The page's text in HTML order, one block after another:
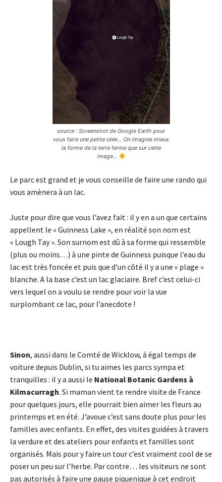
source : Screenshot de Google Earth pour
vous faire une petite idée… On imagine mieux
la forme de la terre ferme que sur cette
image…
Le parc est grand et je vous conseille de faire une rando qui
vous amènera à un lac.
Juste pour dire que vous l’avez fait : il y en a un que certains
appellent le « Guinness Lake », en réalité son nom est
« Lough Tay ». Son surnom est dû à sa forme qui ressemble
(plus ou moins…) à une pinte de Guinness puisque l’eau du
lac est très foncée et puis que d’un côté il y a une « plage »
blanche. A la base c’est un lac glaciaire. Bref c’est celui-ci
vers lequel on a voulu se rendre pour voir la vue
surplombant ce lac, pour l’anecdote !
Sinon, aussi dans le Comté de Wicklow, à égal temps de
voiture depuis Dublin, si tu aimes les parcs sympa et
tranquilles : il y a aussi le National Botanic Gardens à
Kilmacurragh. Si maman vient te rendre visite de France
pour quelques jours, elle pourrait bien aimer les fleurs au
printemps et en été. J’avoue c’est sans doute plus pour les
familles avec enfants. En effet, des visites guidées à travers
la verdure et des ateliers pour enfants et familles sont
organisés. Mais pour y faire un tour c’est vraiment cool de se
poser un peu sur l’herbe. Par contre… les visiteurs ne sont
pas autorisés à faire une pause piquenique à cet endroit